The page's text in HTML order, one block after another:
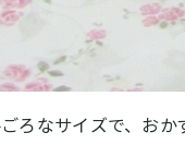
ろなサイズで、おか